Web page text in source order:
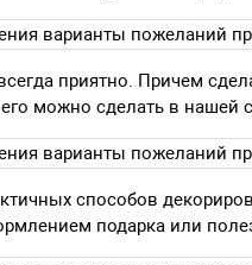
приятно. Причем
можно сделать в нашей
способов
подарка или